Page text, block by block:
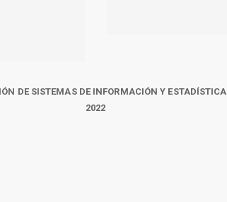
DE SISTEMAS DE INFORMACIÓN Y ESTADÍSTICA
2022